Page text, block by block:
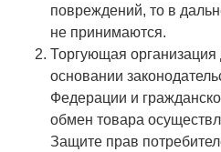
повреждений, то в
не принимаются.
Торгующая организация
основании
Федерации и
обмен товара
Защите прав